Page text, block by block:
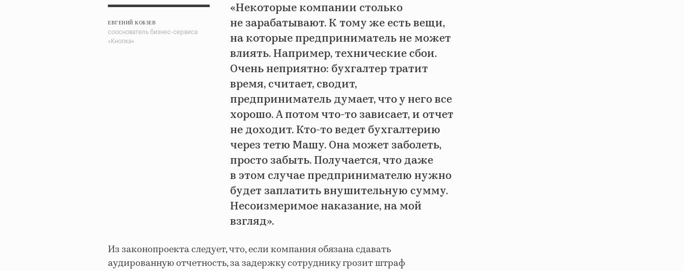
ЕВГЕНИЙ КОБЗЕВ
сооснователь бизнес-сервиса
«Кнопка»
«Некоторые компании столько
не зарабатывают. К тому же есть вещи,
на которые предприниматель не может
влиять. Например, технические сбои.
Очень неприятно: бухгалтер тратит
время, считает, сводит,
предприниматель думает, что у него все
хорошо. А потом что-то зависает, и отчет
не доходит. Кто-то ведет бухгалтерию
через тетю Машу. Она может заболеть,
просто забыть. Получается, что даже
в этом случае предпринимателю нужно
будет заплатить внушительную сумму.
Несоизмеримое наказание, на мой
взгляд».
Из законопроекта следует, что, если компания обязана сдавать
аудированную отчетность, за задержку сотруднику грозит штраф